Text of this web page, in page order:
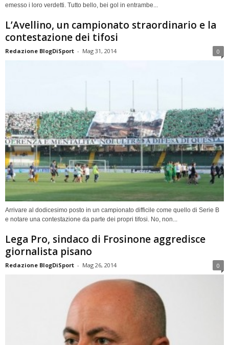
emesso i loro verdetti. Tutto bello, bei gol in entrambe...
L’Avellino, un campionato straordinario e la
contestazione dei tifosi
Redazione BlogDiSport - Mag 31, 2014 0
Arrivare al dodicesimo posto in un campionato difficile come quello di Serie B
e notare una contestazione da parte dei propri tifosi. No, non...
Lega Pro, sindaco di Frosinone aggredisce
giornalista pisano
Redazione BlogDiSport - Mag 26, 2014 0